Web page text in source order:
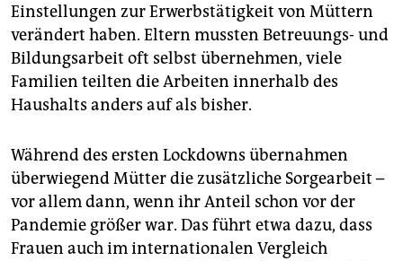
Einstellungen zur Erwerbstätigkeit von Müttern
verändert haben. Eltern mussten Betreuungs- und
Bildungsarbeit oft selbst übernehmen, viele
Familien teilten die Arbeiten innerhalb des
Haushalts anders auf als bisher.
Während des ersten Lockdowns übernahmen
überwiegend Mütter die zusätzliche Sorge­arbeit –
vor allem dann, wenn ihr Anteil schon vor der
Pandemie größer war. Das führt etwa dazu, dass
Frauen auch im internationalen Vergleich